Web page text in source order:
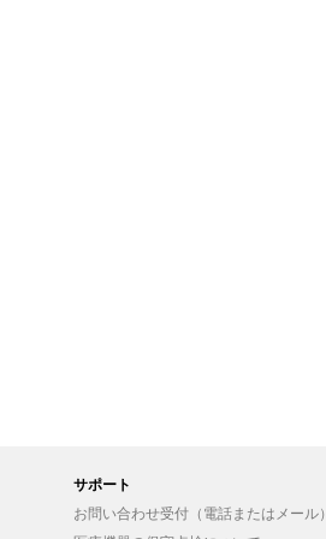
サポート
お問い合わせ受付（電話またはメール）